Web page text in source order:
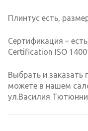
Плинтус есть,
Сертификация –
Certification ISO
Выбрать и заказать
можете в нашем
ул.Василия